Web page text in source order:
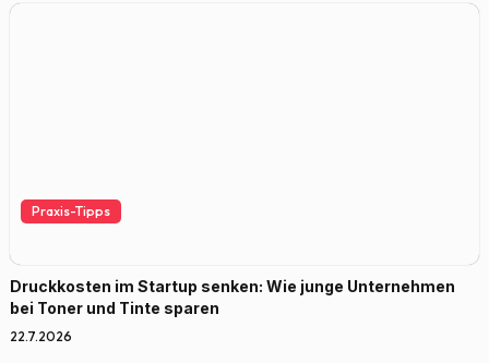
Praxis-Tipps
Druckkosten im Startup senken: Wie junge Unternehmen
bei Toner und Tinte sparen
22.7.2026